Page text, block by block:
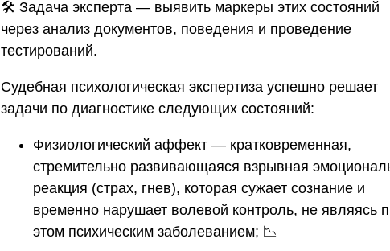
🛠️ Задача эксперта — выявить маркеры этих состояний
через анализ документов, поведения и проведение
тестирований.
Судебная психологическая экспертиза успешно решает
задачи по диагностике следующих состояний:
Физиологический аффект — кратковременная,
стремительно развивающаяся взрывная
реакция (страх, гнев), которая сужает сознание и
временно нарушает волевой контроль, не являясь
этом психическим заболеванием; 📉